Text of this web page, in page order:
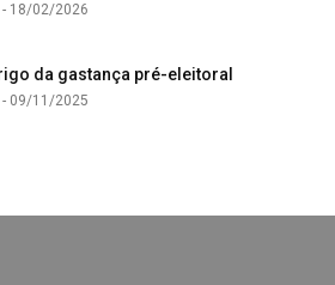
- 18/02/2026
da gastança pré-eleitoral
- 09/11/2025